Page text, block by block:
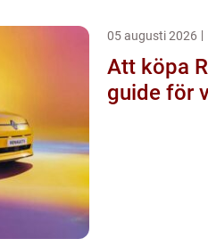
05 augusti 2026
Att köpa
guide för